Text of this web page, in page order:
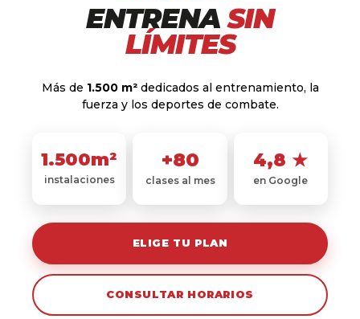
ENTRENASIN
LÍMITES
Más de 1.500 m²dedicados al entrenamiento, la
fuerza y los deportes de combate.
1.500m²
instalaciones
+80
clases al mes
4,8 ★
en Google
ELIGE TU PLAN
CONSULTAR HORARIOS